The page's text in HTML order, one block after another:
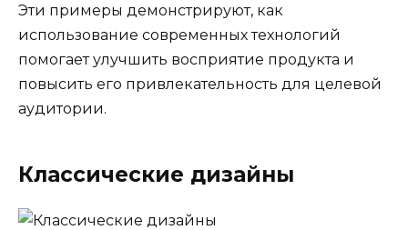
Эти примеры демонстрируют, как
использование современных технологий
помогает улучшить восприятие продукта и
повысить его привлекательность для целевой
аудитории.
Классические дизайны